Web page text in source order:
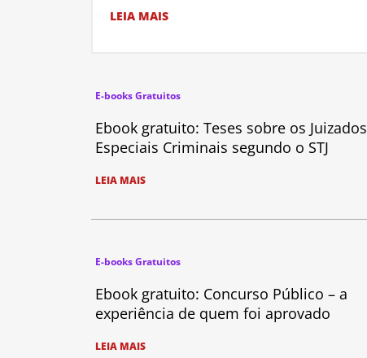
LEIA MAIS
E-books Gratuitos
Ebook gratuito: Teses sobre os Juizados
Especiais Criminais segundo o STJ
LEIA MAIS
E-books Gratuitos
Ebook gratuito: Concurso Público – a
experiência de quem foi aprovado
LEIA MAIS